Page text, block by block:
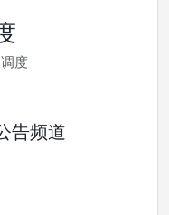
度
告频道